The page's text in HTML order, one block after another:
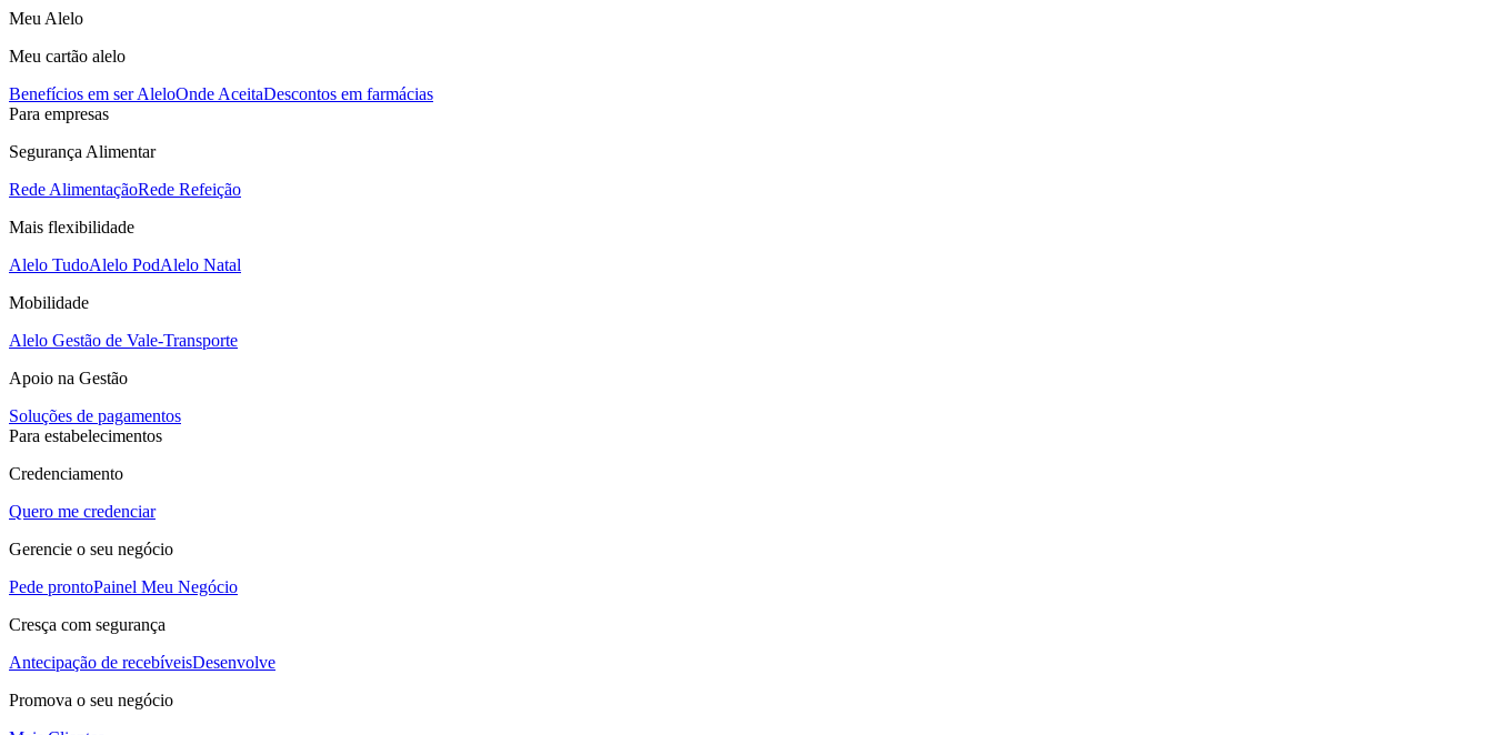
Meu Alelo
Meu cartão alelo
Benefícios em ser AleloOnde AceitaDescontos em farmácias
Para empresas
Segurança Alimentar
Rede AlimentaçãoRede Refeição
Mais flexibilidade
Alelo TudoAlelo PodAlelo Natal
Mobilidade
Alelo Gestão de Vale-Transporte
Apoio na Gestão
Soluções de pagamentos
Para estabelecimentos
Credenciamento
Quero me credenciar
Gerencie o seu negócio
Pede prontoPainel Meu Negócio
Cresça com segurança
Antecipação de recebíveisDesenvolve
Promova o seu negócio